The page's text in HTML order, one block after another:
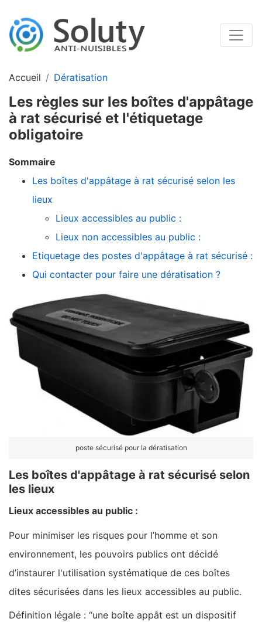
Accueil Dératisation
Les règles sur les boîtes d'appâtage
à rat sécurisé et l'étiquetage
obligatoire
Sommaire
Les boîtes d'appâtage à rat sécurisé selon les
lieux
Lieux accessibles au public :
Lieux non accessibles au public :
Etiquetage des postes d'appâtage à rat sécurisé :
Qui contacter pour faire une dératisation ?
poste sécurisé pour la dératisation
Les boîtes d'appâtage à rat sécurisé selon
les lieux
Lieux accessibles au public :
Pour minimiser les risques pour l’homme et son
environnement, les pouvoirs publics ont décidé
d’instaurer l'utilisation systématique de ces boîtes
dites sécurisées dans les lieux accessibles au public.
Définition légale : “une boîte appât est un dispositif